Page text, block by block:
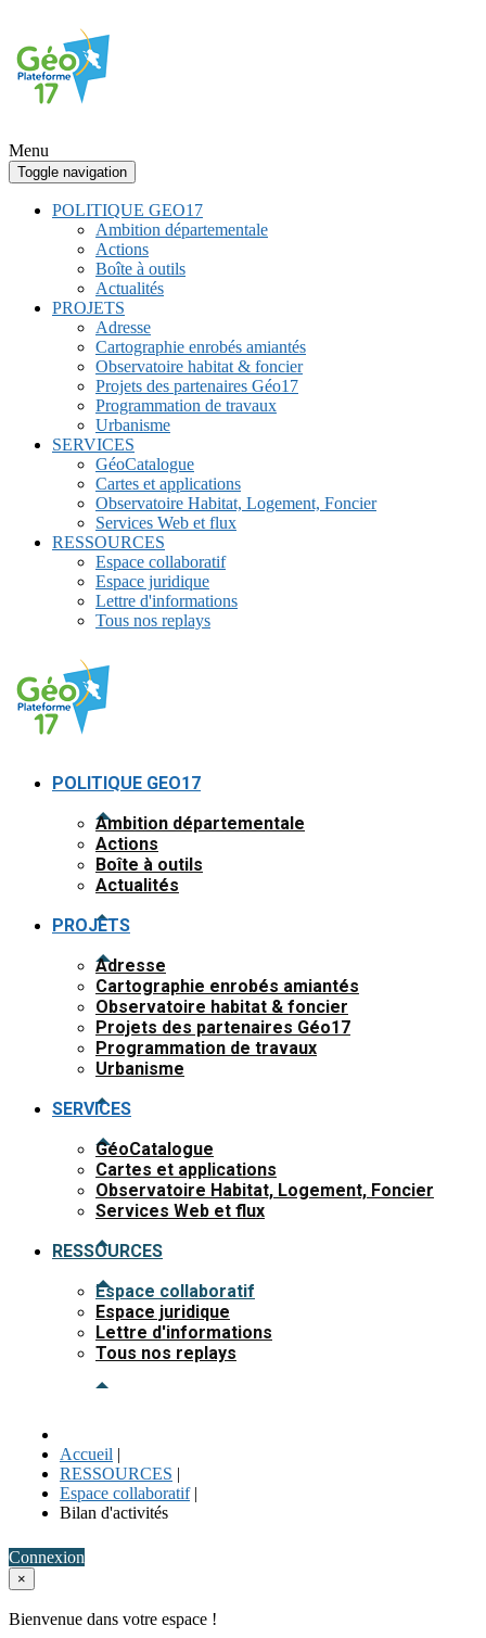
Menu
Toggle navigation
POLITIQUE GEO17
Ambition départementale
Actions
Boîte à outils
Actualités
PROJETS
Adresse
Cartographie enrobés amiantés
Observatoire habitat & foncier
Projets des partenaires Géo17
Programmation de travaux
Urbanisme
SERVICES
GéoCatalogue
Cartes et applications
Observatoire Habitat, Logement, Foncier
Services Web et flux
RESSOURCES
Espace collaboratif
Espace juridique
Lettre d'informations
Tous nos replays
POLITIQUE GEO17
Ambition départementale
Actions
Boîte à outils
Actualités
PROJETS
Adresse
Cartographie enrobés amiantés
Observatoire habitat & foncier
Projets des partenaires Géo17
Programmation de travaux
Urbanisme
SERVICES
GéoCatalogue
Cartes et applications
Observatoire Habitat, Logement, Foncier
Services Web et flux
RESSOURCES
Espace collaboratif
Espace juridique
Lettre d'informations
Tous nos replays
Accueil |
RESSOURCES |
Espace collaboratif |
Bilan d'activités
Connexion
×
Bienvenue dans votre espace !